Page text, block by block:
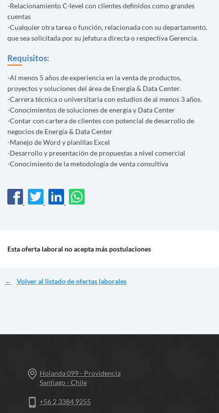
-Relacionamiento C-level con clientes definidos como grandes
cuentas
-Cualquier otra tarea o función, relacionada con su departamento,
que sea solicitada por su jefatura directa o respectiva Gerencia.
Requisitos:
-Al menos 5 años de experiencia en la venta de productos,
proyectos y soluciones del área de Energía & Data Center.
-Carrera técnica o universitaria con estudios de al menos 3 años.
-Conocimientos de soluciones de energía y Data Center
-Contar con cartera de clientes con potencial de desarrollo de
negocios de Energía & Data Center
-Manejo de Word y planillas Excel
-Desarrollo y presentación de propuestas a nivel comercial
-Conocimiento de la metodología de venta consultiva
Esta oferta laboral no acepta más postulaciones
Volver al listado de ofertas laborales
Holanda 099 - Providencia
Santiago - Chile
+56 2 3384 9255